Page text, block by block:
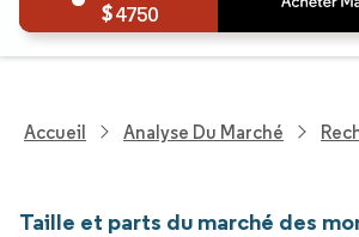
4750
Accueil Analyse Du Marché
Taille et parts du marché des